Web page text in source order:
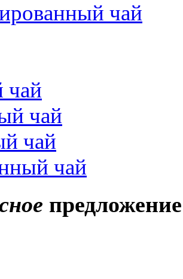
чай
чай
чай
чай
чай
предложение